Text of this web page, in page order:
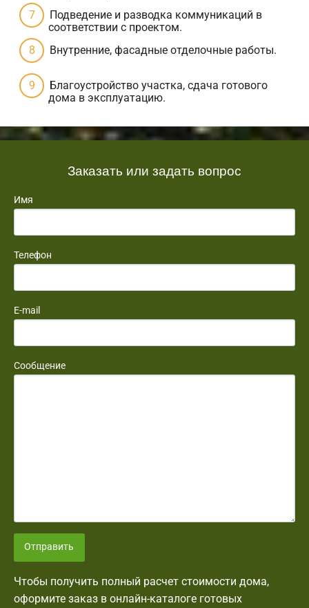
Подведение и разводка коммуникаций в
соответствии с проектом.
Внутренние, фасадные отделочные работы.
Благоустройство участка, сдача готового
дома в эксплуатацию.
Заказать или задать вопрос
Имя
Телефон
E-mail
Сообщение
Отправить
Чтобы получить полный расчет стоимости дома,
оформите заказ в онлайн-каталоге готовых